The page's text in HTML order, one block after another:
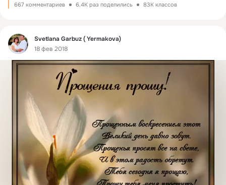
667 комментариев 6.4K раз поделились 83K классов
Фид
Svetlana Garbuz ( Yermakova)
18 фев 2018